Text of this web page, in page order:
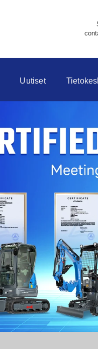
Uutiset